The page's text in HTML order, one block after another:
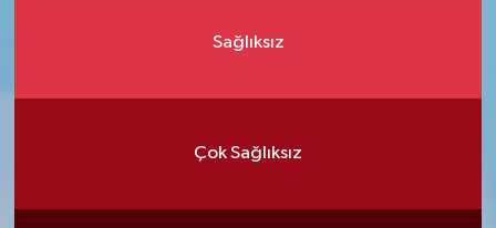
Sağlıksız
Çok Sağlıksız